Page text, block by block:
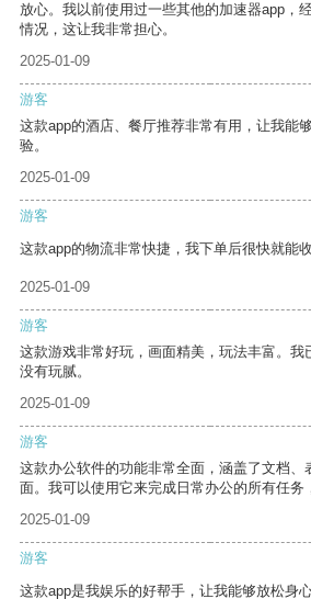
放心。我以前使用过一些其他的加速器app，
情况，这让我非常担心。
2025-01-09
游客
这款app的酒店、餐厅推荐非常有用，让我能
验。
2025-01-09
游客
这款app的物流非常快捷，我下单后很快就能收
2025-01-09
游客
这款游戏非常好玩，画面精美，玩法丰富。我
没有玩腻。
2025-01-09
游客
这款办公软件的功能非常全面，涵盖了文档、
面。我可以使用它来完成日常办公的所有任务
2025-01-09
游客
这款app是我娱乐的好帮手，让我能够放松身